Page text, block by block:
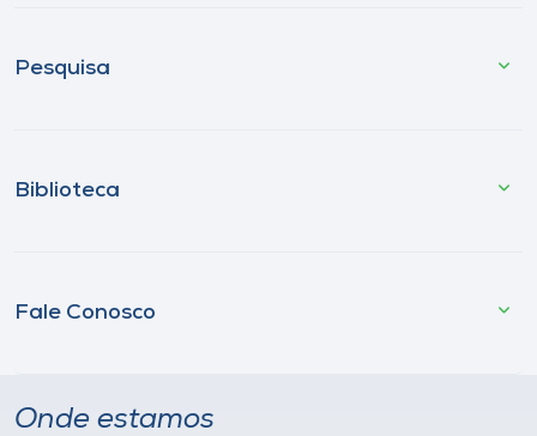
Pesquisa
Biblioteca
Fale Conosco
Onde estamos